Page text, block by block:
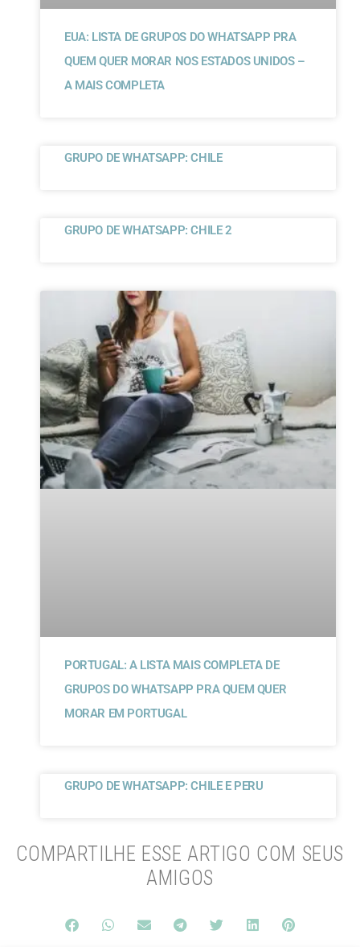
EUA: LISTA DE GRUPOS DO WHATSAPP PRA
QUEM QUER MORAR NOS ESTADOS UNIDOS –
A MAIS COMPLETA
GRUPO DE WHATSAPP: CHILE
GRUPO DE WHATSAPP: CHILE 2
PORTUGAL: A LISTA MAIS COMPLETA DE
GRUPOS DO WHATSAPP PRA QUEM QUER
MORAR EM PORTUGAL
GRUPO DE WHATSAPP: CHILE E PERU
COMPARTILHE ESSE ARTIGO COM SEUS
AMIGOS